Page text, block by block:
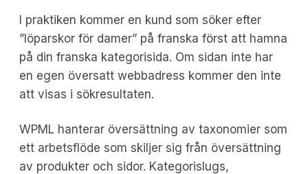
I praktiken kommer en kund som söker efter
”löparskor för damer” på franska först att hamna
på din franska kategorisida. Om sidan inte har
en egen översatt webbadress kommer den inte
att visas i sökresultaten.
WPML hanterar översättning av taxonomier som
ett arbetsflöde som skiljer sig från översättning
av produkter och sidor. Kategorislugs,